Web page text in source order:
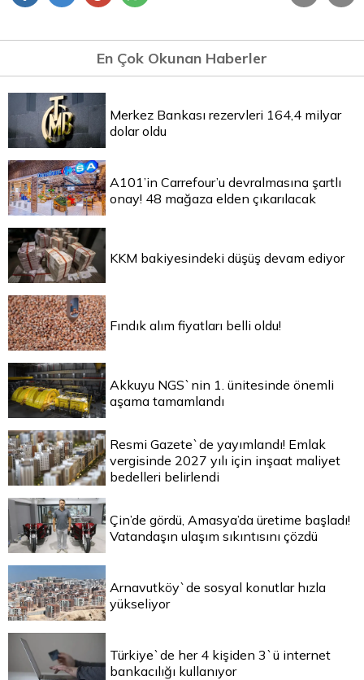
En Çok Okunan Haberler
Merkez Bankası rezervleri 164,4 milyar
dolar oldu
A101’in Carrefour’u devralmasına şartlı
onay! 48 mağaza elden çıkarılacak
KKM bakiyesindeki düşüş devam ediyor
Fındık alım fiyatları belli oldu!
Akkuyu NGS`nin 1. ünitesinde önemli
aşama tamamlandı
Resmi Gazete`de yayımlandı! Emlak
vergisinde 2027 yılı için inşaat maliyet
bedelleri belirlendi
Çin’de gördü, Amasya’da üretime başladı!
Vatandaşın ulaşım sıkıntısını çözdü
Arnavutköy`de sosyal konutlar hızla
yükseliyor
Türkiye`de her 4 kişiden 3`ü internet
bankacılığı kullanıyor